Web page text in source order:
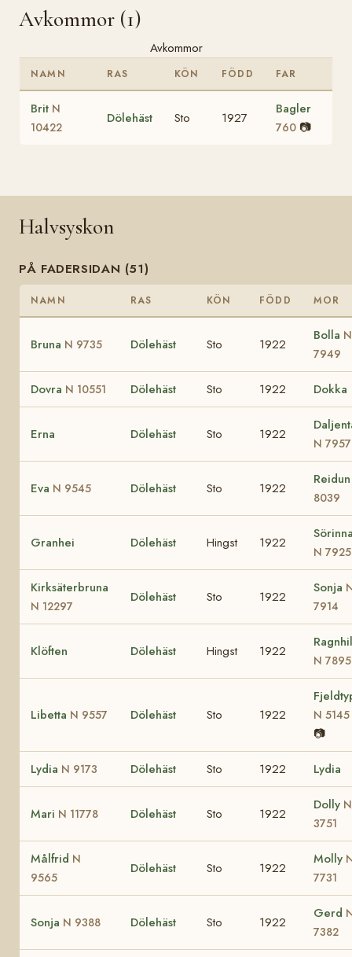
Avkommor (1)
Avkommor
NAMN RAS KÖN FÖDD FAR
Brit N
10422
Dölehäst Sto 1927
Bagler
760 📷
Halvsyskon
PÅ FADERSIDAN (51)
NAMN RAS KÖN FÖDD MOR
Bruna N 9735 Dölehäst Sto 1922
Bolla N
7949
Dovra N 10551 Dölehäst Sto 1922 Dokka
Erna Dölehäst Sto 1922
N 7957
Eva N 9545 Dölehäst Sto 1922
8039
Granhei Dölehäst Hingst 1922
N 7925
Kirksäterbruna
N 12297
Dölehäst Sto 1922
Sonja
7914
Klöften Dölehäst Hingst 1922
N 7895
Libetta N 9557 Dölehäst Sto 1922 N 5145
📷
Lydia N 9173 Dölehäst Sto 1922 Lydia
Mari N 11778 Dölehäst Sto 1922
Dolly N
3751
Målfrid N
9565
Dölehäst Sto 1922
Molly
7731
Sonja N 9388 Dölehäst Sto 1922
Gerd
7382